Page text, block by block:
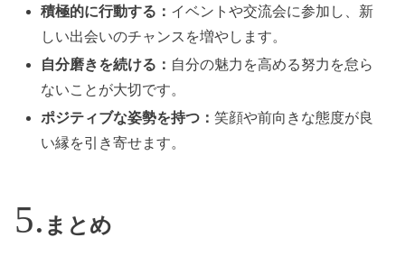
積極的に行動する： イベントや交流会に参加し、新
しい出会いのチャンスを増やします。
自分磨きを続ける： 自分の魅力を高める努力を怠ら
ないことが大切です。
ポジティブな姿勢を持つ：笑顔や前向きな態度が良
い縁を引き寄せます。
まとめ